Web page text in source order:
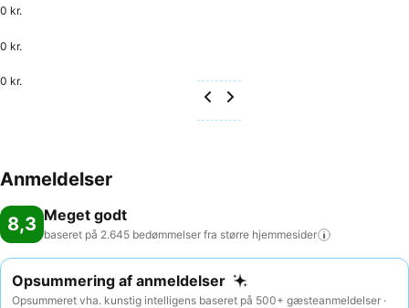
0 kr.
0 kr.
0 kr.
Anmeldelser
8,3 Meget godt
baseret på 2.645 bedømmelser fra større hjemmesider
Opsummering af anmeldelser
Opsummeret vha. kunstig intelligens baseret på 500+ gæsteanmeldelser ·